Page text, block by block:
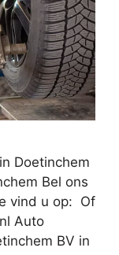
Doetinchem
Bel ons
vind u op: Of
Auto
BV in